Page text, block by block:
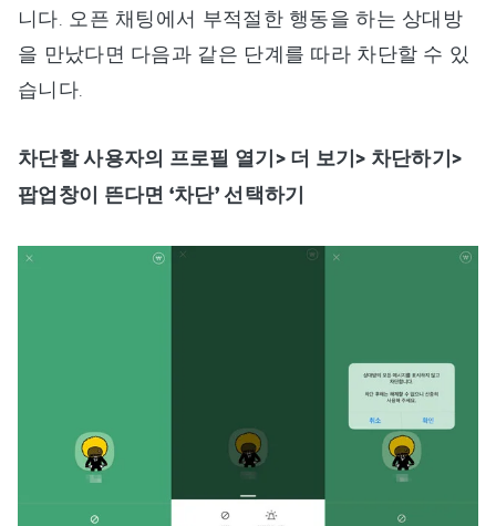
니다. 오픈 채팅에서 부적절한 행동을 하는 상대방
을 만났다면 다음과 같은 단계를 따라 차단할 수 있
습니다.
차단할 사용자의 프로필 열기> 더 보기> 차단하기>
팝업창이 뜬다면 ‘차단’ 선택하기